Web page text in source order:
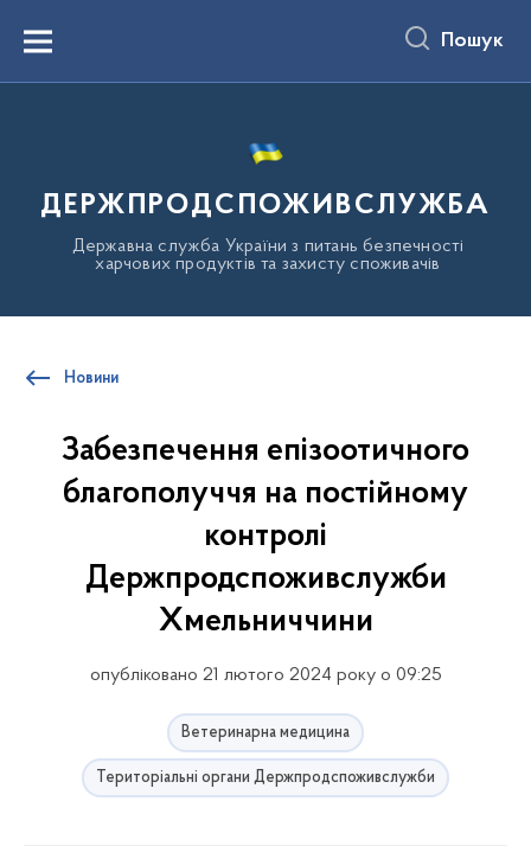
вмістуMenu Пошук
ДЕРЖПРОДСПОЖИВСЛУЖБА
Державна служба України з питань безпечності
харчових продуктів та захисту споживачів
Новини
Забезпечення епізоотичного
благополуччя на постійному
контролі
Держпродспоживслужби
Хмельниччини
опубліковано 21 лютого 2024 року о 09:25
Ветеринарна медицина
Територіальні органи Держпродспоживслужби